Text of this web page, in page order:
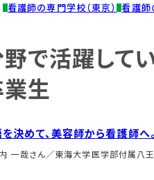
看護師の専門学校（東京） 看護師
で活躍して
生
決めて、美容師から看護師へ
一哉さん／東海大学医学部付属